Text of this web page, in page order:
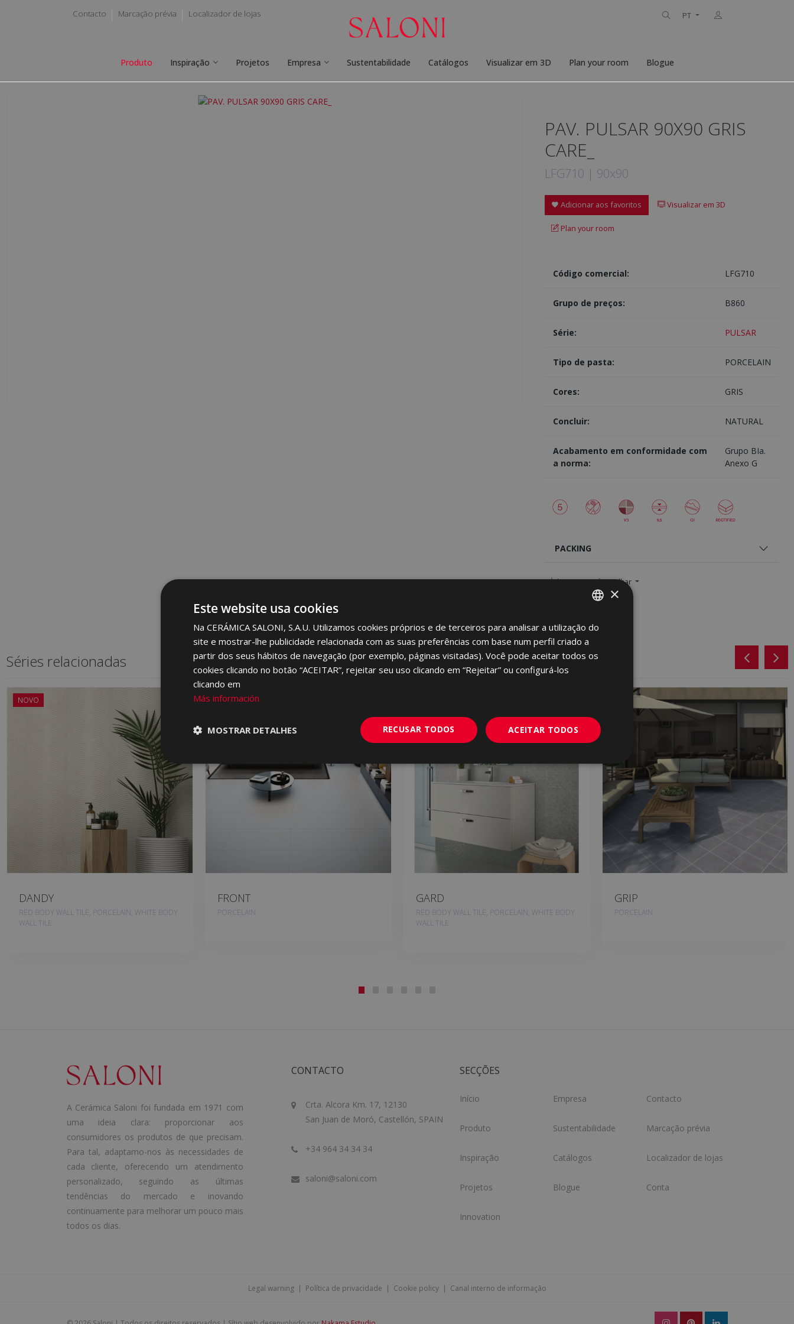
Contacto Marcação prévia Localizador de lojas PT
Produto Inspiração Projetos Empresa Sustentabilidade Catálogos Visualizar em 3D Plan your room Blogue
PAV. PULSAR 90X90 GRIS
CARE_
LFG710 | 90x90
Adicionar aos favoritos Visualizar em 3D
Plan your room
Código comercial: LFG710
Grupo de preços: B860
Série: PULSAR
Tipo de pasta: PORCELAIN
Cores: GRIS
Concluir: NATURAL
Acabamento em conformidade com
a norma:
Grupo BIa.
Anexo G
PACKING
Imagem Partilhar
Séries relacionadas
NOVO
DANDY
RED BODY WALL TILE, PORCELAIN, WHITE BODY
WALL TILE
FRONT
PORCELAIN
GARD
RED BODY WALL TILE, PORCELAIN, WHITE BODY
WALL TILE
GRIP
PORCELAIN
A Cerámica Saloni foi fundada em 1971 com
uma ideia clara: proporcionar aos
consumidores os produtos de que precisam.
Para tal, adaptamo-nos às necessidades de
cada cliente, oferecendo um atendimento
personalizado, seguindo as últimas
tendências do mercado e inovando
continuamente para melhorar um pouco mais
todos os dias.
CONTACTO
Crta. Alcora Km. 17, 12130
San Juan de Moró, Castellón, SPAIN
+34 964 34 34 34
saloni@saloni.com
SECÇÕES
Início
Produto
Inspiração
Projetos
Innovation
Empresa
Sustentabilidade
Catálogos
Blogue
Contacto
Marcação prévia
Localizador de lojas
Conta
Legal warning| Política de privacidade | Cookie policy| Canal interno de informação
SPANISH
ENGLISH
×
Este website usa cookies
Na CERÁMICA SALONI, S.A.U. Utilizamos cookies próprios e de terceiros para analisar a utilização do
site e mostrar-lhe publicidade relacionada com as suas preferências com base num perfil criado a
partir dos seus hábitos de navegação (por exemplo, páginas visitadas). Você pode aceitar todos os
cookies clicando no botão “ACEITAR”, rejeitar seu uso clicando em “Rejeitar” ou configurá-los
clicando em
Más información
ACEITAR TODOS
RECUSAR TODOS
MOSTRAR DETALHES